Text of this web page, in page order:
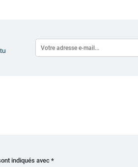
indiqués avec*